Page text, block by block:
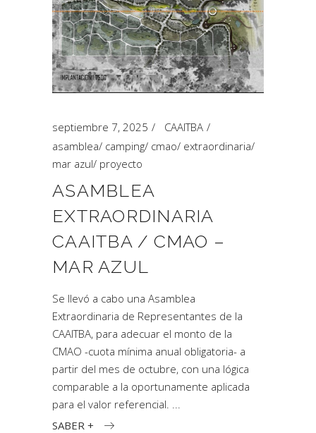
septiembre 7, 2025
CAAITBA
asamblea/ camping/ cmao/ extraordinaria/
mar azul/ proyecto
ASAMBLEA
EXTRAORDINARIA
CAAITBA / CMAO –
MAR AZUL
Se llevó a cabo una Asamblea
Extraordinaria de Representantes de la
CAAITBA, para adecuar el monto de la
CMAO -cuota mínima anual obligatoria- a
partir del mes de octubre, con una lógica
comparable a la oportunamente aplicada
para el valor referencial.
SABER +